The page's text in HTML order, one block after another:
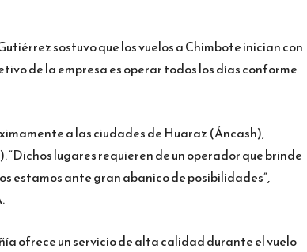
sostuvo que los vuelos a Chimbote inician con
de la empresa es operar todos los días conforme
a las ciudades de Huaraz (Áncash),
lugares requieren de un operador que brinde
estamos ante gran abanico de posibilidades”,
ofrece un servicio de alta calidad durante el vuelo